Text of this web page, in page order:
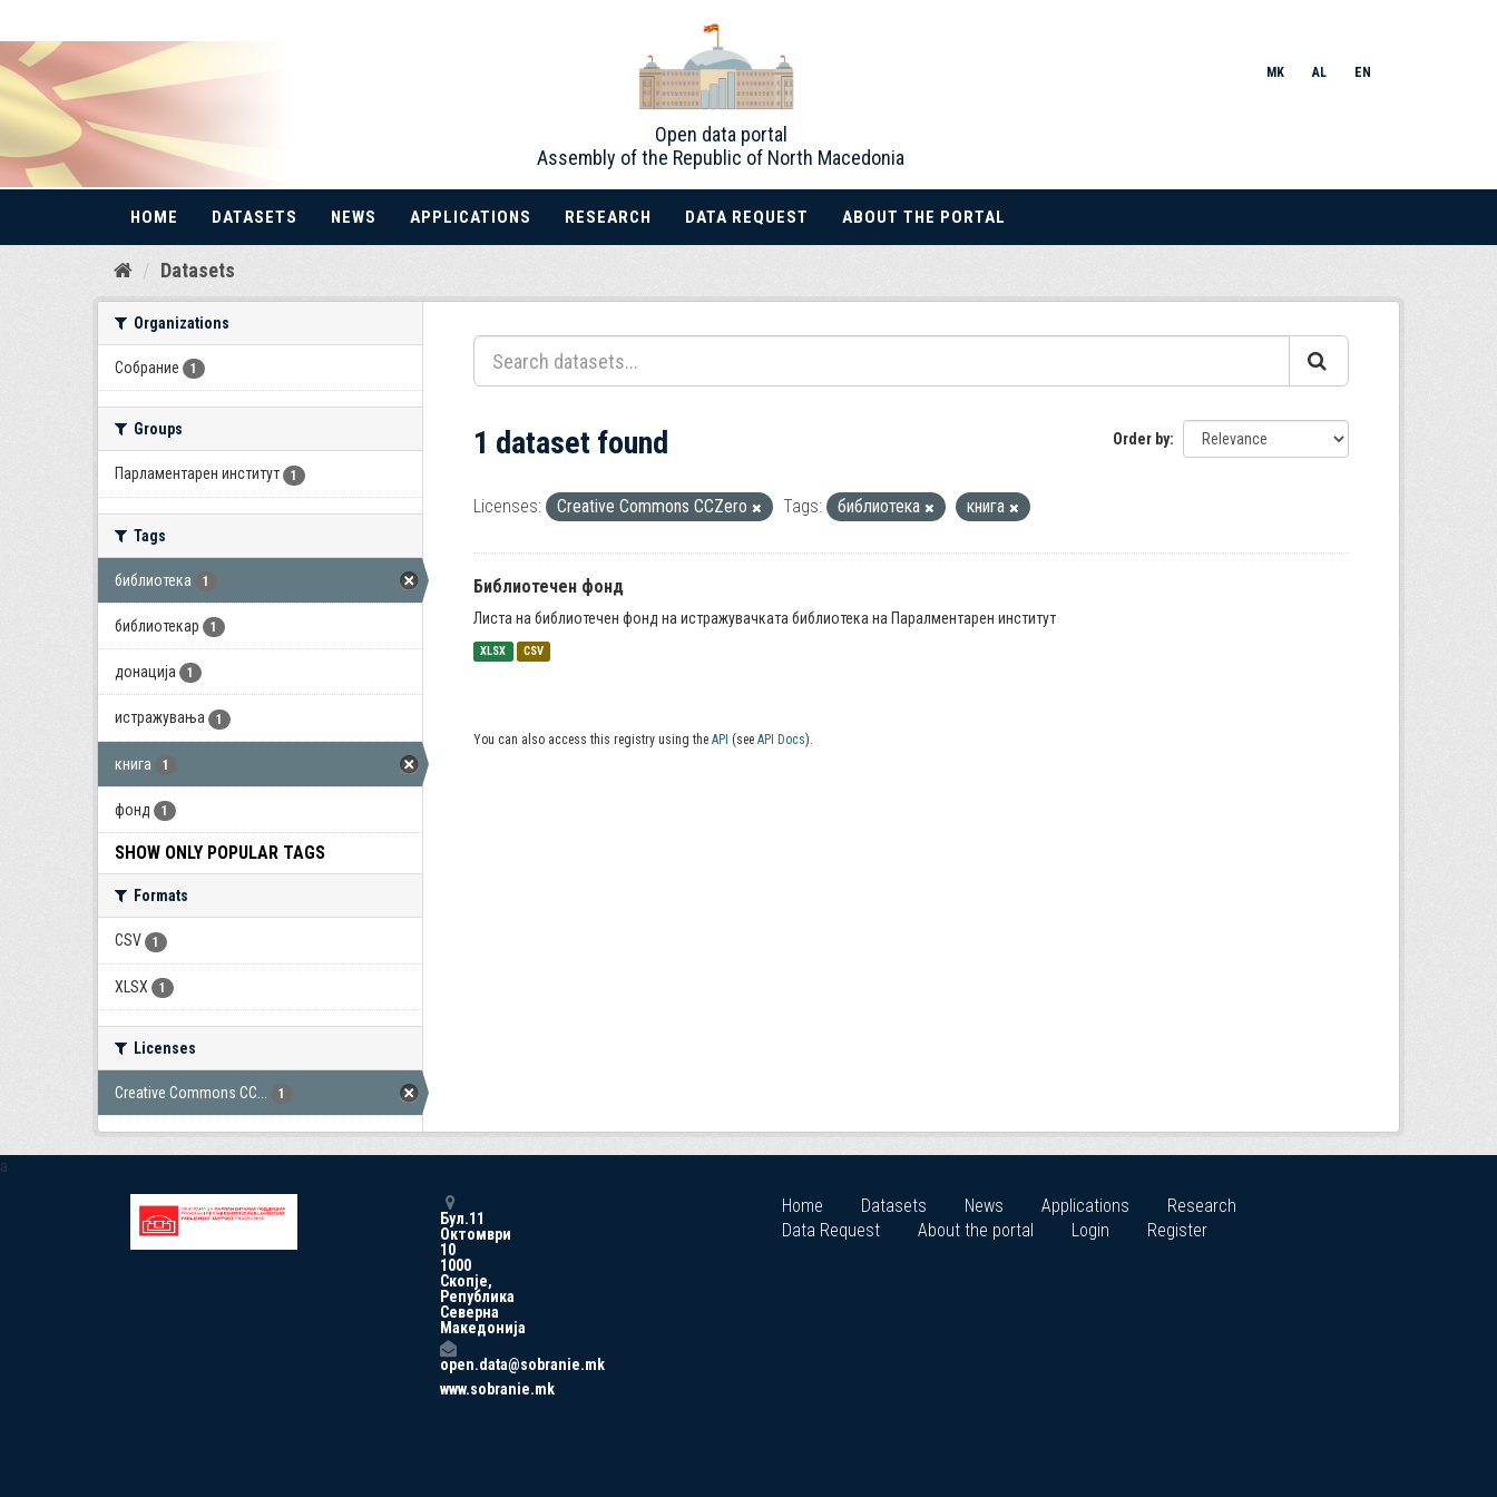
Skip
Open data portal
Assembly of the Republic of North Macedonia
MK AL EN
HOME DATASETS NEWS APPLICATIONS RESEARCH DATA REQUEST ABOUT THE PORTAL
Datasets
Organizations
Собрание 1
Groups
Парламентарен институт 1
Tags
библиотека 1
библиотекар 1
донација 1
истражувања 1
книга 1
фонд 1
SHOW ONLY POPULAR TAGS
Formats
CSV 1
XLSX 1
Licenses
Creative Commons CC... 1
Order by
1 dataset found
Licenses: Creative Commons CCZero Tags: библиотека книга
Библиотечен фонд
Листа на библиотечен фонд на истражувачката библиотека на Паралментарен институт
XLSX CSV
You can also access this registry using the API (see API Docs).
a
Бул.11
Октомври
10
1000
Скопје,
Република
Северна
Македонија
open.data@sobranie.mk
www.sobranie.mk
Home Datasets News Applications
Research
Data Request
About the portal Login Register